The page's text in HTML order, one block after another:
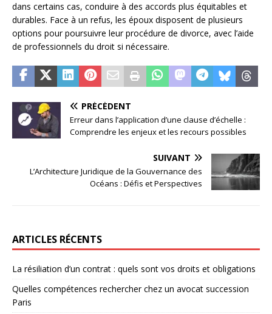
dans certains cas, conduire à des accords plus équitables et
durables. Face à un refus, les époux disposent de plusieurs
options pour poursuivre leur procédure de divorce, avec l’aide
de professionnels du droit si nécessaire.
PRÉCÉDENT
Erreur dans l’application d’une clause d’échelle :
Comprendre les enjeux et les recours possibles
SUIVANT
L’Architecture Juridique de la Gouvernance des
Océans : Défis et Perspectives
ARTICLES RÉCENTS
La résiliation d’un contrat : quels sont vos droits et obligations
Quelles compétences rechercher chez un avocat succession
Paris